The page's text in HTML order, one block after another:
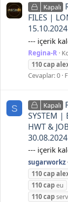
Kapalı
FILES |
--- içerik
Regina-R
110cap
Cevaplar: 0
S Kapalı
SYSTEM |
HWT &
30.08.2024
--- içerik
sugarworkz
110cap
110capeu
110cap